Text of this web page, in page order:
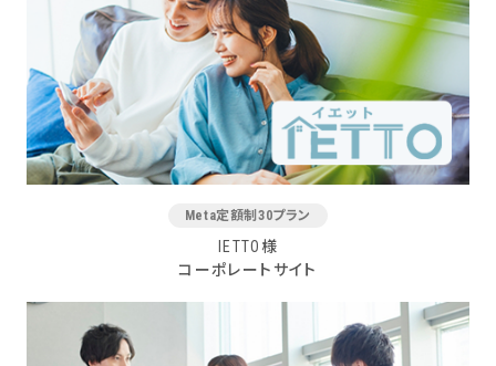
Meta定額制30プラン
IETTO様
コーポレートサイト